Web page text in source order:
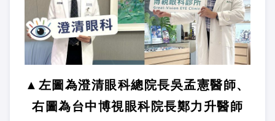
▲左圖為澄清眼科總院長吳孟憲醫師、
右圖為台中博視眼科院長鄭力升醫師